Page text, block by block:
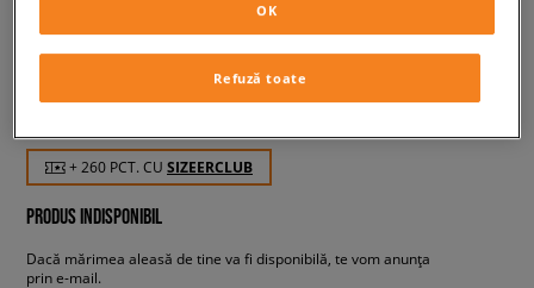
bărbați, sneakers
+ 260 PCT. CU SIZEERCLUB
PRODUS INDISPONIBIL
Dacă mărimea aleasă de tine va fi disponibilă, te vom anunța
prin e-mail.
Refuză toate
OK